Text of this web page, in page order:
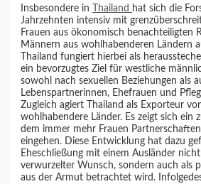
Insbesondere in Thailand hat sich die
Jahrzehnten intensiv mit
Frauen aus ökonomisch benachteiligten
Männern aus wohlhabenderen Ländern
Thailand fungiert hierbei als
ein bevorzugtes Ziel für westliche
sowohl nach sexuellen Beziehungen als
Lebenspartnerinnen, Ehefrauen und
Zugleich agiert Thailand als Exporteur
wohlhabendere Länder. Es zeigt sich ein
dem immer mehr Frauen
eingehen. Diese Entwicklung hat dazu
Eheschließung mit einem Ausländer
verwurzelter Wunsch, sondern auch als
aus der Armut betrachtet wird.